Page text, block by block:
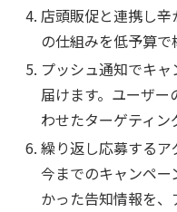
店頭販促と連携し
の仕組みを低予算で
プッシュ通知でキ
届けます。ユーザ
わせたターゲティン
繰り返し応募するア
今までのキャンペ
かった告知情報を